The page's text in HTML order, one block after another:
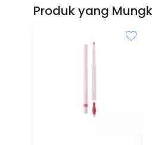
Produk yang